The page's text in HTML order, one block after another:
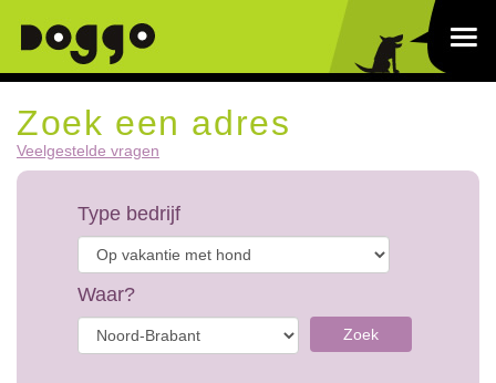
Zoek een adres
Veelgestelde vragen
Type bedrijf
Waar?
Zoek